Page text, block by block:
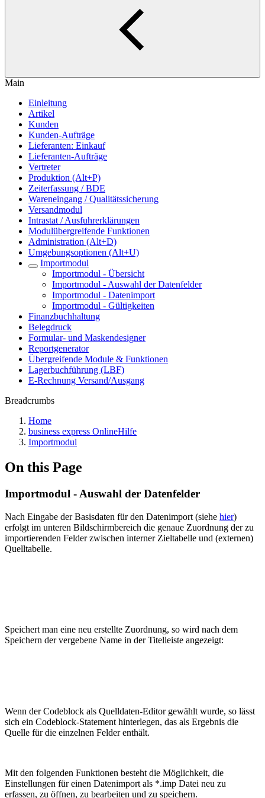
Main
Einleitung
Artikel
Kunden
Kunden-Aufträge
Lieferanten: Einkauf
Lieferanten-Aufträge
Vertreter
Produktion (Alt+P)
Zeiterfassung / BDE
Wareneingang / Qualitätssicherung
Versandmodul
Intrastat / Ausfuhrerklärungen
Modulübergreifende Funktionen
Administration (Alt+D)
Umgebungsoptionen (Alt+U)
Importmodul
Importmodul - Übersicht
Importmodul - Auswahl der Datenfelder
Importmodul - Datenimport
Importmodul - Gültigkeiten
Finanzbuchhaltung
Belegdruck
Formular- und Maskendesigner
Reportgenerator
Übergreifende Module & Funktionen
Lagerbuchführung (LBF)
E-Rechnung Versand/Ausgang
Breadcrumbs
Home
business express OnlineHilfe
Importmodul
On this Page
Importmodul - Auswahl der Datenfelder
Nach Eingabe der Basisdaten für den Datenimport (siehe hier)
erfolgt im unteren Bildschirmbereich die genaue Zuordnung der zu
importierenden Felder zwischen interner Zieltabelle und (externen)
Quelltabelle.
Speichert man eine neu erstellte Zuordnung, so wird nach dem
Speichern der vergebene Name in der Titelleiste angezeigt:
Wenn der Codeblock als Quelldaten-Editor gewählt wurde, so lässt
sich ein Codeblock-Statement hinterlegen, das als Ergebnis die
Quelle für die einzelnen Felder enthält.
Mit den folgenden Funktionen besteht die Möglichkeit, die
Einstellungen für einen Datenimport als *.imp Datei neu zu
erfassen, zu öffnen, zu bearbeiten und zu speichern.